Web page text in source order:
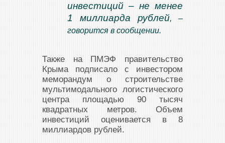
инвестиций – не менее
1 миллиарда рублей, –
говорится в сообщении.
Также на ПМЭФ правительство
Крыма подписало с инвестором
меморандум о строительстве
мультимодального логистического
центра площадью 90 тысяч
квадратных метров. Объем
инвестиций оценивается в 8
миллиардов рублей.